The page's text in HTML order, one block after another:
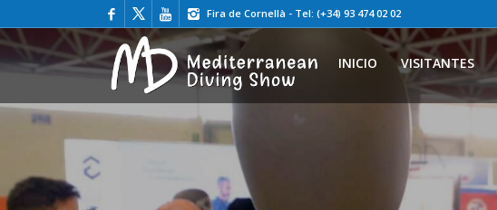
Fira de Cornellà - Tel: (+34) 93 474 02 02
INICIO VISITANTES